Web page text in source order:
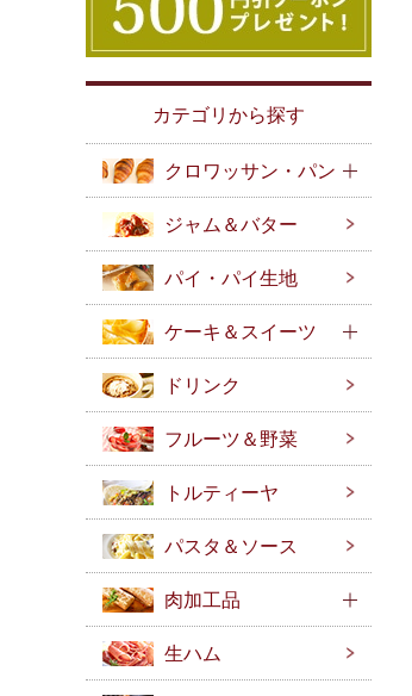
カテゴリから探す
クロワッサン・パン
ジャム＆バター
パイ・パイ生地
ケーキ＆スイーツ
ドリンク
フルーツ＆野菜
トルティーヤ
パスタ＆ソース
肉加工品
生ハム